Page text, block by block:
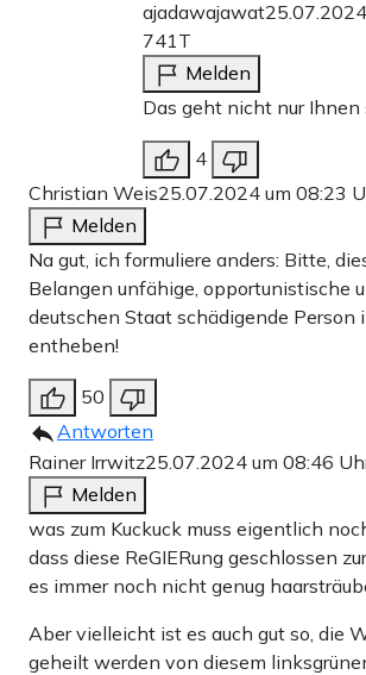
ajadawajawat
741T
Melden
Das geht nicht nur Ihnen
4
Christian Weis25.07.2024 um 08:23
Melden
Na gut, ich formuliere anders: Bitte,
Belangen unfähige, opportunistische
deutschen Staat schädigende Person
entheben!
50
Antworten
Rainer Irrwitz25.07.2024 um 08:46
Melden
was zum Kuckuck muss eigentlich
dass diese ReGIERung geschlossen
es immer noch nicht genug
Aber vielleicht ist es auch gut so, die
geheilt werden von diesem